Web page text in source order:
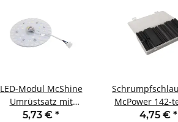
LED-Modul McShine
Umrüstsatz mit
Magnethalterung
5,73 € *
McPower 142-
Sortimentsbox
4,75 € *